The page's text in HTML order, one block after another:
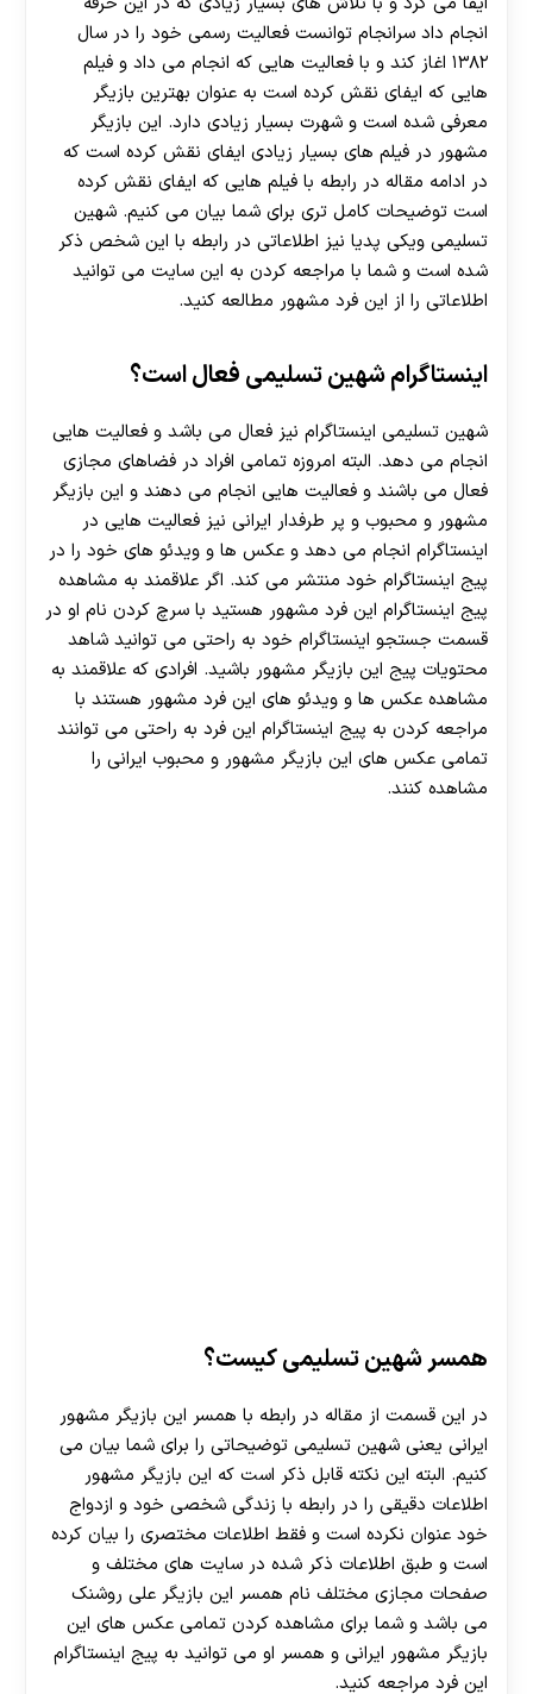
انجام داد سرانجام توانست فعالیت رسمی خود را در سال
۱۳۸۲ اغاز کند و با فعالیت هایی که انجام می داد و فیلم
هایی که ایفای نقش کرده است به عنوان بهترین بازیگر
معرفی شده است و شهرت بسیار زیادی دارد. این بازیگر
مشهور در فیلم های بسیار زیادی ایفای نقش کرده است که
در ادامه مقاله در رابطه با فیلم هایی که ایفای نقش کرده
است توضیحات کامل تری برای شما بیان می کنیم. شهین
تسلیمی ویکی پدیا نیز اطلاعاتی در رابطه با این شخص ذکر
شده است و شما با مراجعه کردن به این سایت می توانید
اطلاعاتی را از این فرد مشهور مطالعه کنید.
اینستاگرام شهین تسلیمی فعال است؟
شهین تسلیمی اینستاگرام نیز فعال می باشد و فعالیت هایی
انجام می دهد. البته امروزه تمامی افراد در فضاهای مجازی
فعال می باشند و فعالیت هایی انجام می دهند و این بازیگر
مشهور و محبوب و پر طرفدار ایرانی نیز فعالیت هایی در
اینستاگرام انجام می دهد و عکس ها و ویدئو های خود را در
پیج اینستاگرام خود منتشر می کند. اگر علاقمند به مشاهده
پیج اینستاگرام این فرد مشهور هستید با سرچ کردن نام او در
قسمت جستجو اینستاگرام خود به راحتی می توانید شاهد
محتویات پیج این بازیگر مشهور باشید. افرادی که علاقمند به
مشاهده عکس ها و ویدئو های این فرد مشهور هستند با
مراجعه کردن به پیج اینستاگرام این فرد به راحتی می توانند
تمامی عکس های این بازیگر مشهور و محبوب ایرانی را
مشاهده کنند.
همسر شهین تسلیمی کیست؟
در این قسمت از مقاله در رابطه با همسر این بازیگر‌ مشهور
ایرانی یعنی شهین تسلیمی توضیحاتی را برای شما بیان می
کنیم. البته این نکته قابل ذکر است که این بازیگر مشهور
اطلاعات دقیقی را در رابطه با زندگی شخصی خود و ازدواج
خود عنوان نکرده است و فقط اطلاعات مختصری را بیان کرده
است و طبق اطلاعات ذکر شده در سایت های مختلف و
صفحات مجازی مختلف نام همسر این بازیگر علی روشنک
می باشد و شما برای مشاهده کردن تمامی عکس های این
بازیگر مشهور ایرانی و همسر او می توانید به پیج اینستاگرام
این فرد مراجعه کنید.